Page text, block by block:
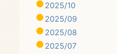
2025/10
2025/09
2025/08
2025/07